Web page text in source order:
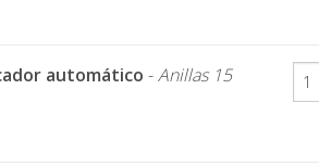
automático -Anillas 15